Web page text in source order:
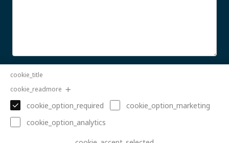
Wyrażam zgodę na przetwarzanie moich danych
osobowych.
Wyślij
cookie_title
cookie_readmore
cookie_option_required
cookie_option_marketing
cookie_option_analytics